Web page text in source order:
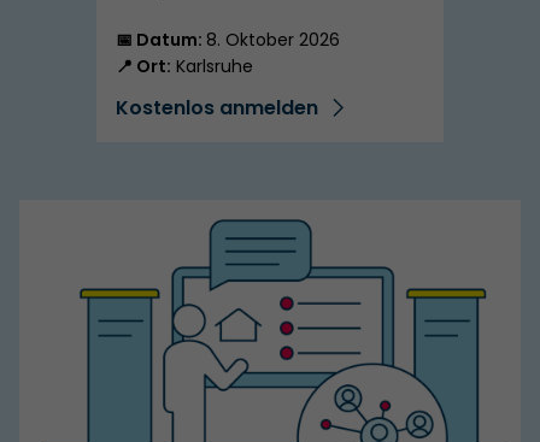
📅 Datum: 8. Oktober 2026
📍 Ort: Karlsruhe
Kostenlos anmelden